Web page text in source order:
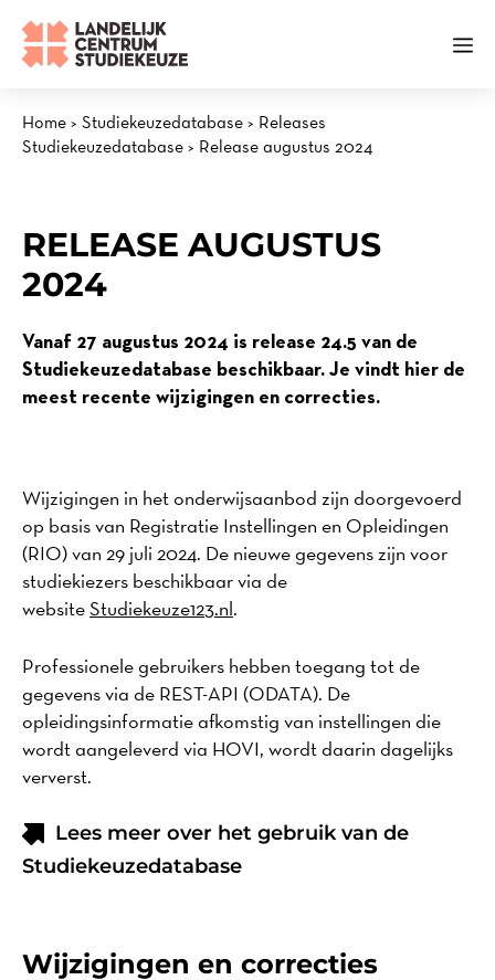
naar
Home> Studiekeuzedatabase> Releases
Studiekeuzedatabase> Release augustus 2024
RELEASE AUGUSTUS
2024
Vanaf 27 augustus 2024 is release 24.5 van de
Studiekeuzedatabase beschikbaar. Je vindt hier de
meest recente wijzigingen en correcties.
Wijzigingen in het onderwijsaanbod zijn doorgevoerd
op basis van Registratie Instellingen en Opleidingen
(RIO) van 29 juli 2024. De nieuwe gegevens zijn voor
studiekiezers beschikbaar via de
websiteStudiekeuze123.nl.
Professionele gebruikers hebben toegang tot de
gegevens via de REST-API (ODATA). De
opleidingsinformatie afkomstig van instellingen die
wordt aangeleverd via HOVI, wordt daarin dagelijks
ververst.
Lees meer over het gebruik van de
Studiekeuzedatabase
Wijzigingen en correcties